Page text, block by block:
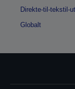
Direkte-til-tekstil-
Globalt